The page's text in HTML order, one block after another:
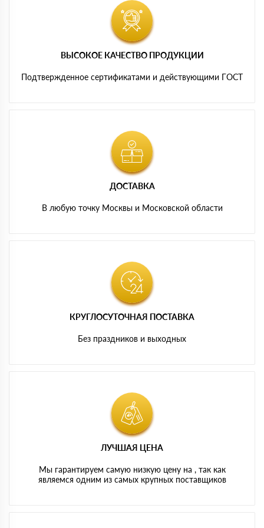
ВЫСОКОЕ КАЧЕСТВО ПРОДУКЦИИ
Подтвержденное сертификатами и действующими ГОСТ
ДОСТАВКА
В любую точку Москвы и Московской области
КРУГЛОСУТОЧНАЯ ПОСТАВКА
Без праздников и выходных
ЛУЧШАЯ ЦЕНА
Мы гарантируем самую низкую цену на , так как
являемся одним из самых крупных поставщиков